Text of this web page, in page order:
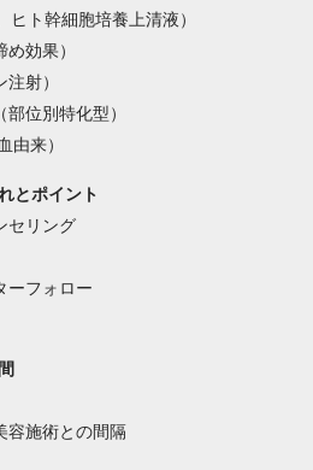
ト幹細胞培養上清液）
効果）
射）
位別特化型）
由来）
とポイント
セリング
ーフォロー
容施術との間隔